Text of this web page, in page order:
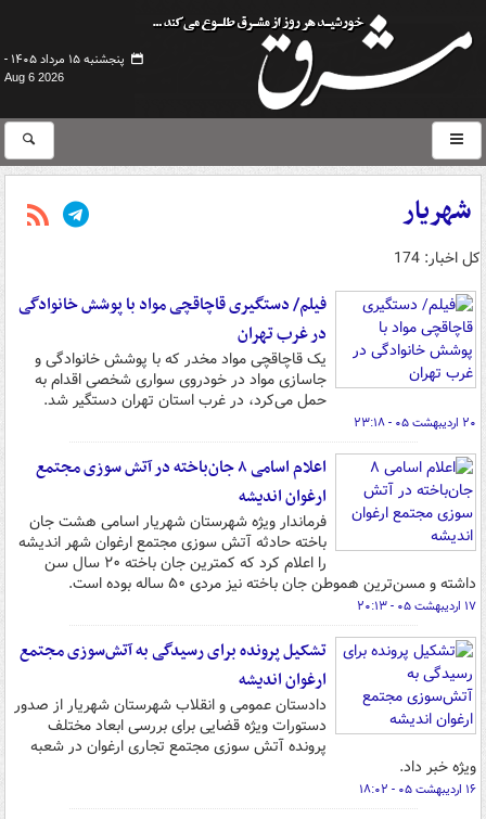
پنجشنبه ۱۵ مرداد ۱۴۰۵ -
Aug 6 2026
شهریار
کل اخبار: 174
فیلم/ دستگیری قاچاقچی مواد با پوشش خانوادگی
در غرب تهران
یک قاچاقچی مواد مخدر که با پوشش خانوادگی و
جاسازی مواد در خودروی سواری شخصی اقدام به
حمل می‌کرد، در غرب استان تهران دستگیر شد.
۲۰ اردیبهشت ۰۵ - ۲۳:۱۸
اعلام اسامی ۸ جان‌باخته در آتش سوزی مجتمع
ارغوان اندیشه
فرماندار ویژه شهرستان شهریار اسامی هشت جان
باخته حادثه آتش سوزی مجتمع ارغوان شهر اندیشه
را اعلام کرد که کمترین جان باخته ۲۰ سال سن
داشته و مسن‌ترین هموطن جان باخته نیز مردی ۵۰ ساله بوده است.
۱۷ اردیبهشت ۰۵ - ۲۰:۱۳
تشکیل پرونده برای رسیدگی به آتش‌سوزی مجتمع
ارغوان اندیشه
دادستان عمومی و انقلاب شهرستان شهریار از صدور
دستورات ویژه قضایی برای بررسی ابعاد مختلف
پرونده آتش‌ سوزی مجتمع تجاری ارغوان در شعبه
ویژه خبر داد.
۱۶ اردیبهشت ۰۵ - ۱۸:۰۲